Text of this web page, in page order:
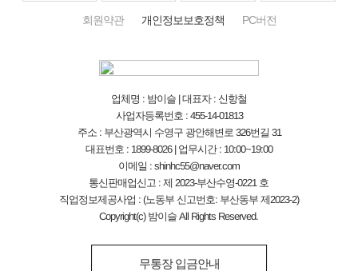
회원약관 개인정보보호정책 PC버전
업체명 : 밤이슬 | 대표자 : 신항철
사업자등록번호 : 455-14-01813
주소 : 부산광역시 수영구 광안해변로 326번길 31
대표번호 : 1899-8026 | 업무시간 : 10:00~19:00
이메일 : shinhc55@naver.com
통신판매업신고 : 제 2023-부산수영-0221 호
직업정보제공사업 : (노동부 신고번호: 부산동부 제2023-2)
Copyright(c) 밤이슬 All Rights Reserved.
무통장 입금안내